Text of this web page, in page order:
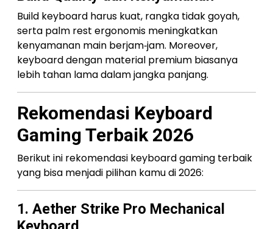
Build keyboard harus kuat, rangka tidak goyah,
serta palm rest ergonomis meningkatkan
kenyamanan main berjam‑jam. Moreover,
keyboard dengan material premium biasanya
lebih tahan lama dalam jangka panjang.
Rekomendasi Keyboard
Gaming Terbaik 2026
Berikut ini rekomendasi keyboard gaming terbaik
yang bisa menjadi pilihan kamu di 2026:
1. Aether Strike Pro Mechanical